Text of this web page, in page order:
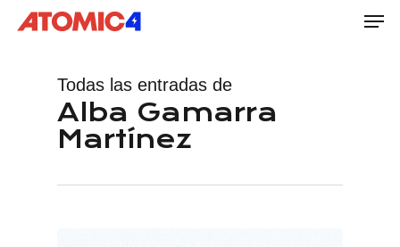
Todas las entradas de
Alba Gamarra
Martínez